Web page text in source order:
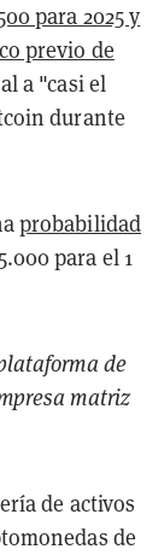
para 2025 y
previo de
a "casi el
durante
probabilidad
para el 1
de
matriz
de activos
de